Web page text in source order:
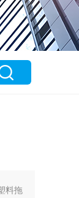
料拖